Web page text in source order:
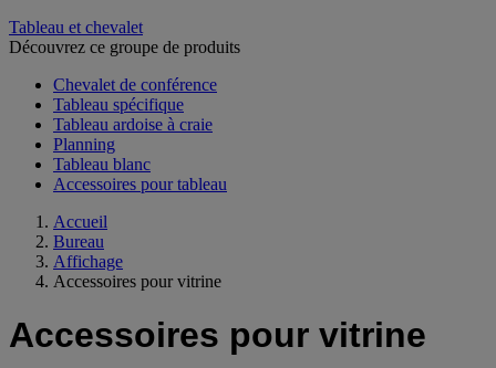
Tableau et chevalet
Découvrez ce groupe de produits
Chevalet de conférence
Tableau spécifique
Tableau ardoise à craie
Planning
Tableau blanc
Accessoires pour tableau
Accueil
Bureau
Affichage
Accessoires pour vitrine
Accessoires pour vitrine